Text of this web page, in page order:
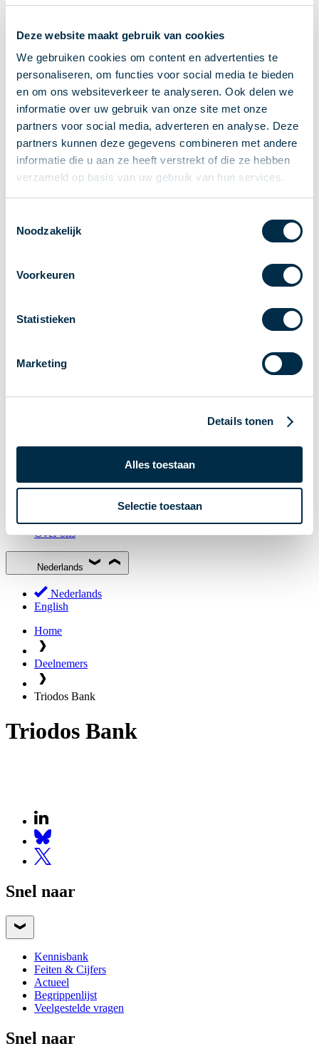
Deze website maakt gebruik van cookies
We gebruiken cookies om content en advertenties te
personaliseren, om functies voor social media te bieden
en om ons websiteverkeer te analyseren. Ook delen we
informatie over uw gebruik van onze site met onze
partners voor social media, adverteren en analyse. Deze
partners kunnen deze gegevens combineren met andere
informatie die u aan ze heeft verstrekt of die ze hebben
verzameld op basis van uw gebruik van hun services.
Noodzakelijk
Voorkeuren
Statistieken
Marketing
Details tonen
Alles toestaan
Selectie toestaan
Onderling betalen
Overboeken
Bijzondere rekeningen en diensten
Standaarden in het betalingsverkeer
Feiten & Cijfers
Actueel
Betaaljournaal
Roadmap
Vereniging
Partners en stakeholders
Deelnemers in het betalingsverkeer
Begrippenlijst
Over ons
Nederlands
Nederlands
English
Home
Deelnemers
Triodos Bank
Triodos Bank
Snel naar
Kennisbank
Feiten & Cijfers
Actueel
Begrippenlijst
Veelgestelde vragen
Snel naar